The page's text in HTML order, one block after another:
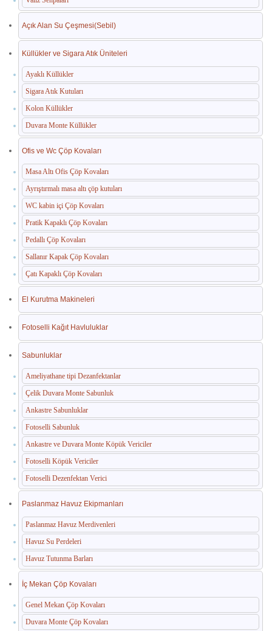
Açık Alan Su Çeşmesi(Sebil)
Küllükler ve Sigara Atık Üniteleri
Ayaklı Küllükler
Sigara Atık Kutuları
Kolon Küllükler
Duvara Monte Küllükler
Ofis ve Wc Çöp Kovaları
Masa Altı Ofis Çöp Kovaları
Ayrıştırmalı masa altı çöp kutuları
WC kabin içi Çöp Kovaları
Pratik Kapaklı Çöp Kovaları
Pedallı Çöp Kovaları
Sallanır Kapak Çöp Kovaları
Çatı Kapaklı Çöp Kovaları
El Kurutma Makineleri
Fotoselli Kağıt Havluluklar
Sabunluklar
Ameliyathane tipi Dezanfektanlar
Çelik Duvara Monte Sabunluk
Ankastre Sabunluklar
Fotoselli Sabunluk
Ankastre ve Duvara Monte Köpük Vericiler
Fotoselli Köpük Vericiler
Fotoselli Dezenfektan Verici
Paslanmaz Havuz Ekipmanları
Paslanmaz Havuz Merdivenleri
Havuz Su Perdeleri
Havuz Tutunma Barları
İç Mekan Çöp Kovaları
Genel Mekan Çöp Kovaları
Duvara Monte Çöp Kovaları